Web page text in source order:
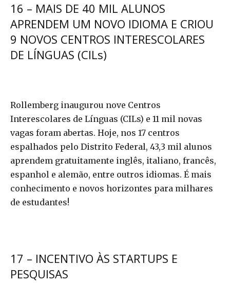
16 – MAIS DE 40 MIL ALUNOS
APRENDEM UM NOVO IDIOMA E CRIOU
9 NOVOS CENTROS INTERESCOLARES
DE LÍNGUAS (CILs)
Rollemberg inaugurou nove Centros
Interescolares de Línguas (CILs) e 11 mil novas
vagas foram abertas. Hoje, nos 17 centros
espalhados pelo Distrito Federal, 43,3 mil alunos
aprendem gratuitamente inglês, italiano, francês,
espanhol e alemão, entre outros idiomas. É mais
conhecimento e novos horizontes para milhares
de estudantes!
17 – INCENTIVO ÀS STARTUPS E
PESQUISAS